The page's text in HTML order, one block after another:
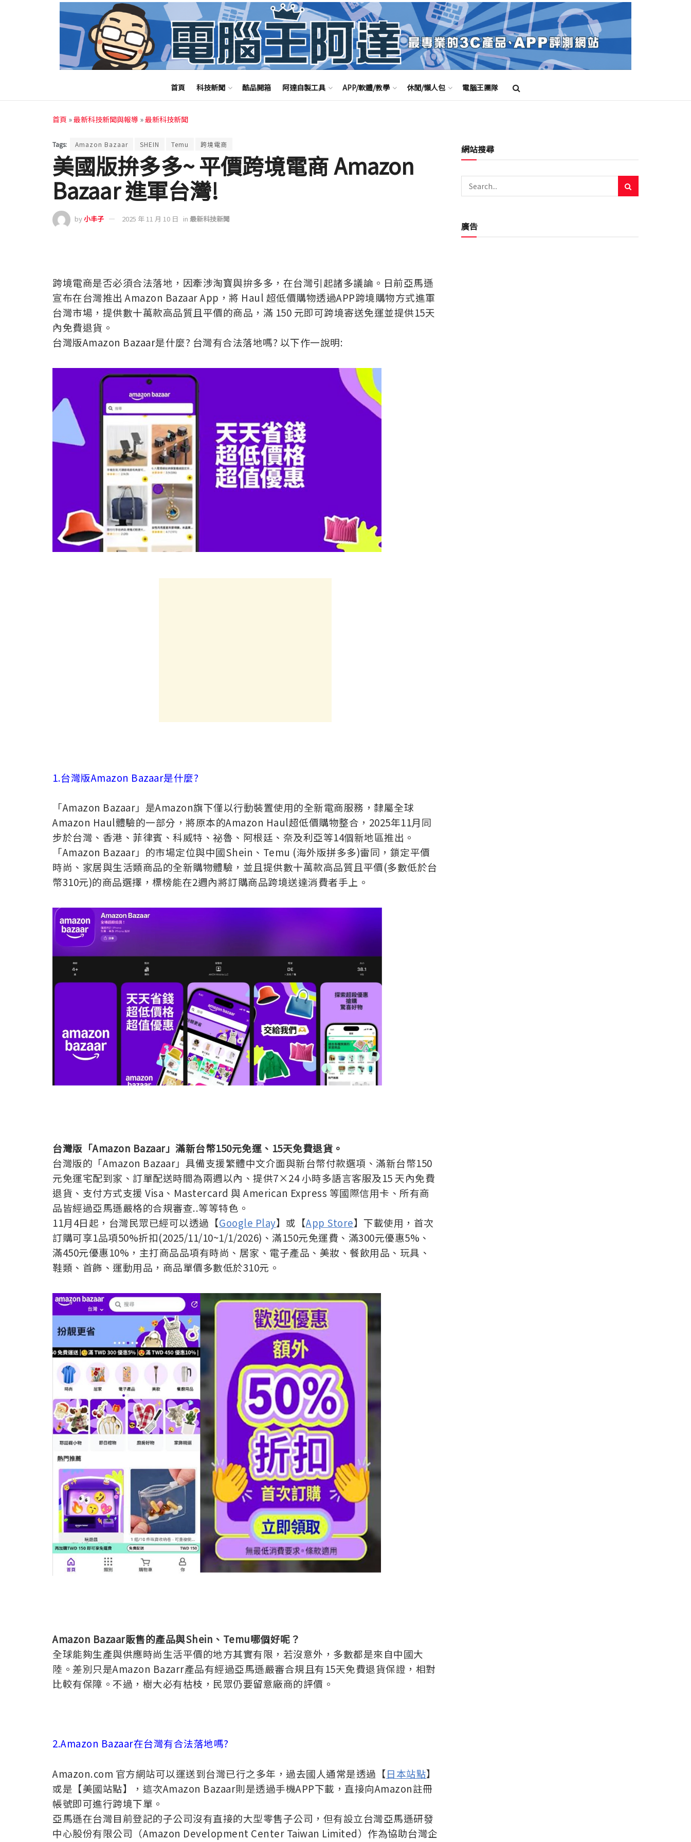
首頁 科技新聞 酷品開箱 阿達自製工具 APP/軟體/教學 休閒/懶人包 電腦王團隊
首頁 »最新科技新聞與報導 »最新科技新聞
Tags: Amazon Bazaar SHEIN Temu 跨境電商
美國版拚多多~ 平價跨境電商 Amazon
Bazaar 進軍台灣!
by小丰子 2025 年 11 月 10 日 in 最新科技新聞
跨境電商是否必須合法落地，因牽涉淘寶與拚多多，在台灣引起諸多議論。日前亞馬遜
宣布在台灣推出 Amazon Bazaar App，將 Haul 超低價購物透過APP跨境購物方式進軍
台灣市場，提供數十萬款高品質且平價的商品，滿 150 元即可跨境寄送免運並提供15天
內免費退貨。
台灣版Amazon Bazaar是什麼? 台灣有合法落地嗎? 以下作一說明:
1.台灣版Amazon Bazaar是什麼?
「Amazon Bazaar」是Amazon旗下僅以行動裝置使用的全新電商服務，隸屬全球
Amazon Haul體驗的一部分，將原本的Amazon Haul超低價購物整合，2025年11月同
步於台灣、香港、菲律賓、科威特、祕魯、阿根廷、奈及利亞等14個新地區推出。
「Amazon Bazaar」的市場定位與中國Shein、Temu (海外版拼多多)雷同，鎖定平價
時尚、家居與生活類商品的全新購物體驗，並且提供數十萬款高品質且平價(多數低於台
幣310元)的商品選擇，標榜能在2週內將訂購商品跨境送達消費者手上。
台灣版「Amazon Bazaar」滿新台幣150元免運、15天免費退貨。
台灣版的「Amazon Bazaar」具備支援繁體中文介面與新台幣付款選項、滿新台幣150
元免運宅配到家、訂單配送時間為兩週以內、提供7×24 小時多語言客服及15 天內免費
退貨、支付方式支援 Visa、Mastercard 與 American Express 等國際信用卡、所有商
品皆經過亞馬遜嚴格的合規審查..等等特色。
11月4日起，台灣民眾已經可以透過【Google Play】或【App Store】下載使用，首次
訂購可享1品項50%折扣(2025/11/10~1/1/2026)、滿150元免運費、滿300元優惠5%、
滿450元優惠10%，主打商品品項有時尚、居家、電子產品、美妝、餐飲用品、玩具、
鞋類、首飾、運動用品，商品單價多數低於310元。
Amazon Bazaar販售的產品與Shein、Temu哪個好呢？
全球能夠生產與供應時尚生活平價的地方其實有限，若沒意外，多數都是來自中國大
陸。差別只是Amazon Bazarr產品有經過亞馬遜嚴審合規且有15天免費退貨保證，相對
比較有保障。不過，樹大必有枯枝，民眾仍要留意廠商的評價。
2.Amazon Bazaar在台灣有合法落地嗎?
Amazon.com 官方網站可以運送到台灣已行之多年，過去國人通常是透過【日本站點】
或是【美國站點】，這次Amazon Bazaar則是透過手機APP下載，直接向Amazon註冊
帳號即可進行跨境下單。
亞馬遜在台灣目前登記的子公司沒有直接的大型零售子公司，但有設立台灣亞馬遜研發
中心股份有限公司（Amazon Development Center Taiwan Limited）作為協助台灣企
網站搜尋
廣告